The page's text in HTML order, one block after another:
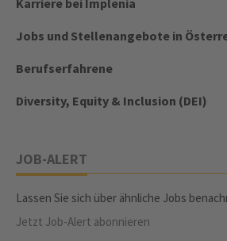
Karriere bei Implenia
Jobs und Stellenangebote in
Berufserfahrene
Diversity, Equity & Inclusion (DEI)
JOB-ALERT
Lassen Sie sich über ähnliche Jobs
Jetzt Job-Alert abonnieren